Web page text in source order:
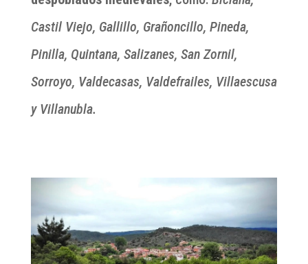
Castil Viejo, Gallillo, Grañoncillo, Pineda,
Pinilla, Quintana, Salizanes, San Zornil,
Sorroyo, Valdecasas, Valdefrailes, Villaescusa
y Villanubla.